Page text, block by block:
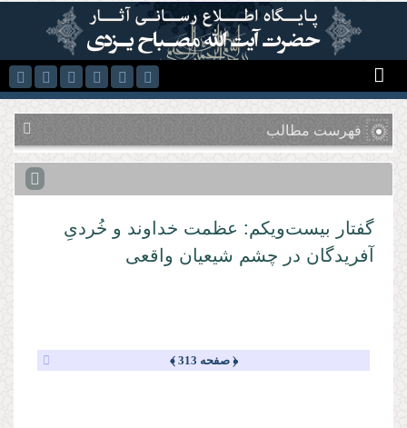
رفتن به محتوای اصلی
فهرست مطالب
گفتار بیست‌ویكم: عظمت خداوند و خُردیِ
آفریدگان در چشم شیعیان واقعی
﴿ صفحه 313 ﴾